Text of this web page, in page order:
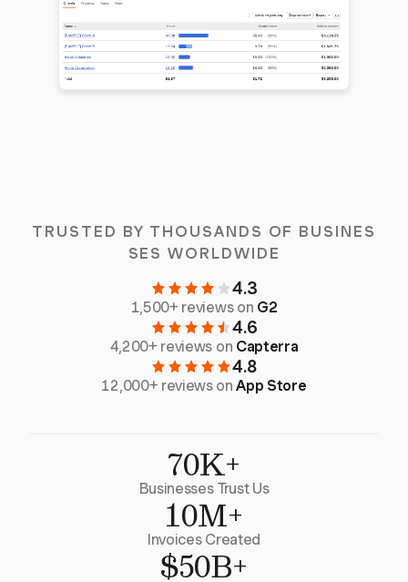
TRUSTED BY THOUSANDS OF BUSINES
SES WORLDWIDE
4.3
1,500+ reviews on G2
4.6
4,200+ reviews on Capterra
4.8
12,000+ reviews onApp Store
70K+
Businesses Trust Us
10M+
Invoices Created
$50B+